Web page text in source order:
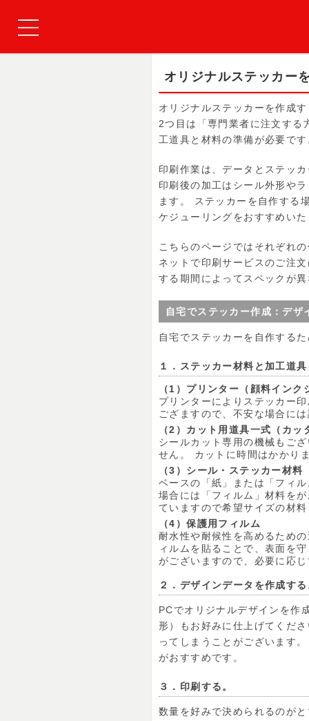
オリジナルステッカー
オリジナルステッカーを作成
2つ目は「専門業者に注文する
工道具と材料の準備が必要で
印刷作業は、データとステッ
印刷後の加工はシール外形や
ます。 ステッカーを自作する
ケジューリングをおすすめい
こちらのページではそれぞれ
ネットで印刷サービスのご注
する期間によってスペックが
自宅でステッカー作成：デ
自宅でステッカーを自作する
１．ステッカー材料と加工道
（1）プリンター（顔料イン
プリンターによりステッカー
ござますので、不安な場合に
（2）カット用道具一式（カ
シールカット専用の機械もご
せん。 カットに時間はかかり
（3）シール・ステッカー材料
ベースの「紙」または「フィ
場合には「フィルム」材料を
ていますので希望サイズの材
（4）保護用フィルム
耐水性や耐候性を高めるため
ィルムを貼ることで、表面を
がございますので、必要に応
２．デザインデータを作成す
PCでオリジナルデザインを作
形）もお好みに仕上げてくだ
ってしまうことがございます
がおすすめです。
３．印刷する。
数量を好みで決められるのが